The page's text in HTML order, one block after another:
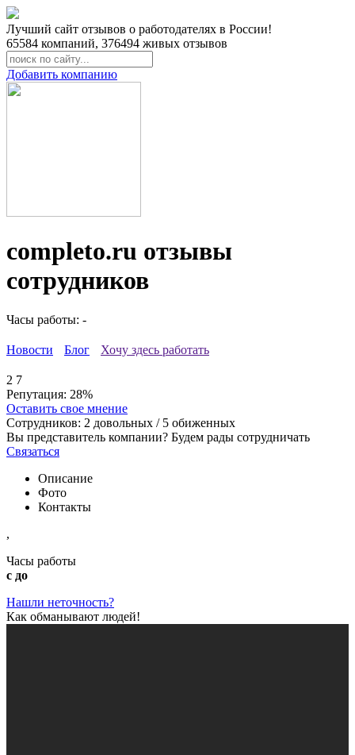
Лучший сайт отзывов о работодателях в России!
65584 компаний, 376494 живых отзывов
Добавить компанию
completo.ru отзывы
сотрудников
Часы работы: -
Новости Блог Хочу здесь работать
2 7
Репутация: 28%
Оставить свое мнение
Сотрудников: 2 довольных / 5 обиженных
Вы представитель компании? Будем рады сотрудничать
Связаться
Описание
Фото
Контакты
,
Часы работы
с до
Нашли неточность?
Как обманывают людей!